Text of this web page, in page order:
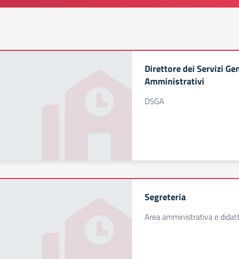
Direttore dei Servizi
Amministrativi
DSGA
Segreteria
Area amministrativa e